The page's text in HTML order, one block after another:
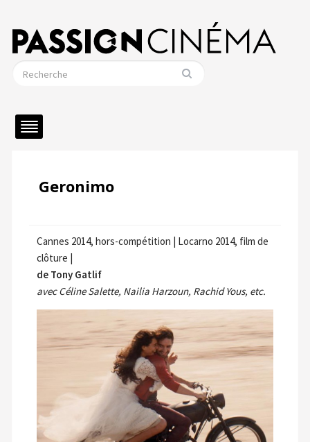
Geronimo
Cannes 2014, hors-compétition | Locarno 2014, film de
clôture |
de Tony Gatlif
avec Céline Salette, Nailia Harzoun, Rachid Yous, etc.